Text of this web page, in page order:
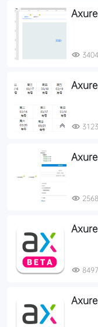
Axure
3404
Axure
3123
Axure
2568
Axure
8497
Axure